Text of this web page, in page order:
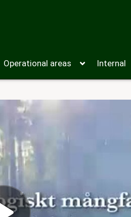
Operational areas Internal